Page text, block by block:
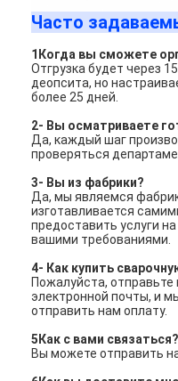
Часто
1Когда вы сможете
Отгрузка будет через
деопсита, но
более 25 дней.
2- Вы осматриваете
Да, каждый шаг
проверяться
3- Вы из фабрики?
Да, мы являемся
изготавливается
предоставить услуги
вашими требованиями.
4- Как купить
Пожалуйста,
электронной почты, и
отправить нам оплату.
5Как с вами связаться?
Вы можете отправить